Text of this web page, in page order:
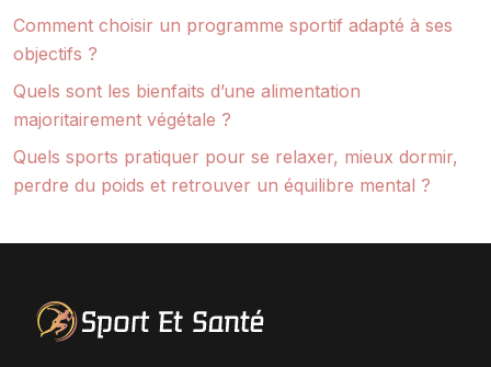
Comment choisir un programme sportif adapté à ses
objectifs ?
Quels sont les bienfaits d’une alimentation
majoritairement végétale ?
Quels sports pratiquer pour se relaxer, mieux dormir,
perdre du poids et retrouver un équilibre mental ?